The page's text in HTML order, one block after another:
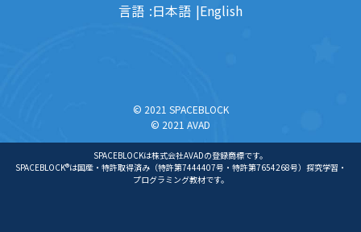
言語 日本語 English
© 2021 SPACEBLOCK
© 2021 AVAD
SPACEBLOCKは株式会社AVADの登録商標です。
SPACEBLOCK®は国産・特許取得済み（特許第7444407号・特許第7654268号）探究学習・
プログラミング教材です。